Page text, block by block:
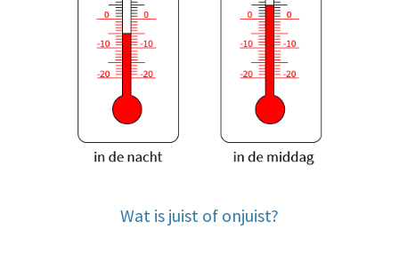
Wat is juist of onjuist?